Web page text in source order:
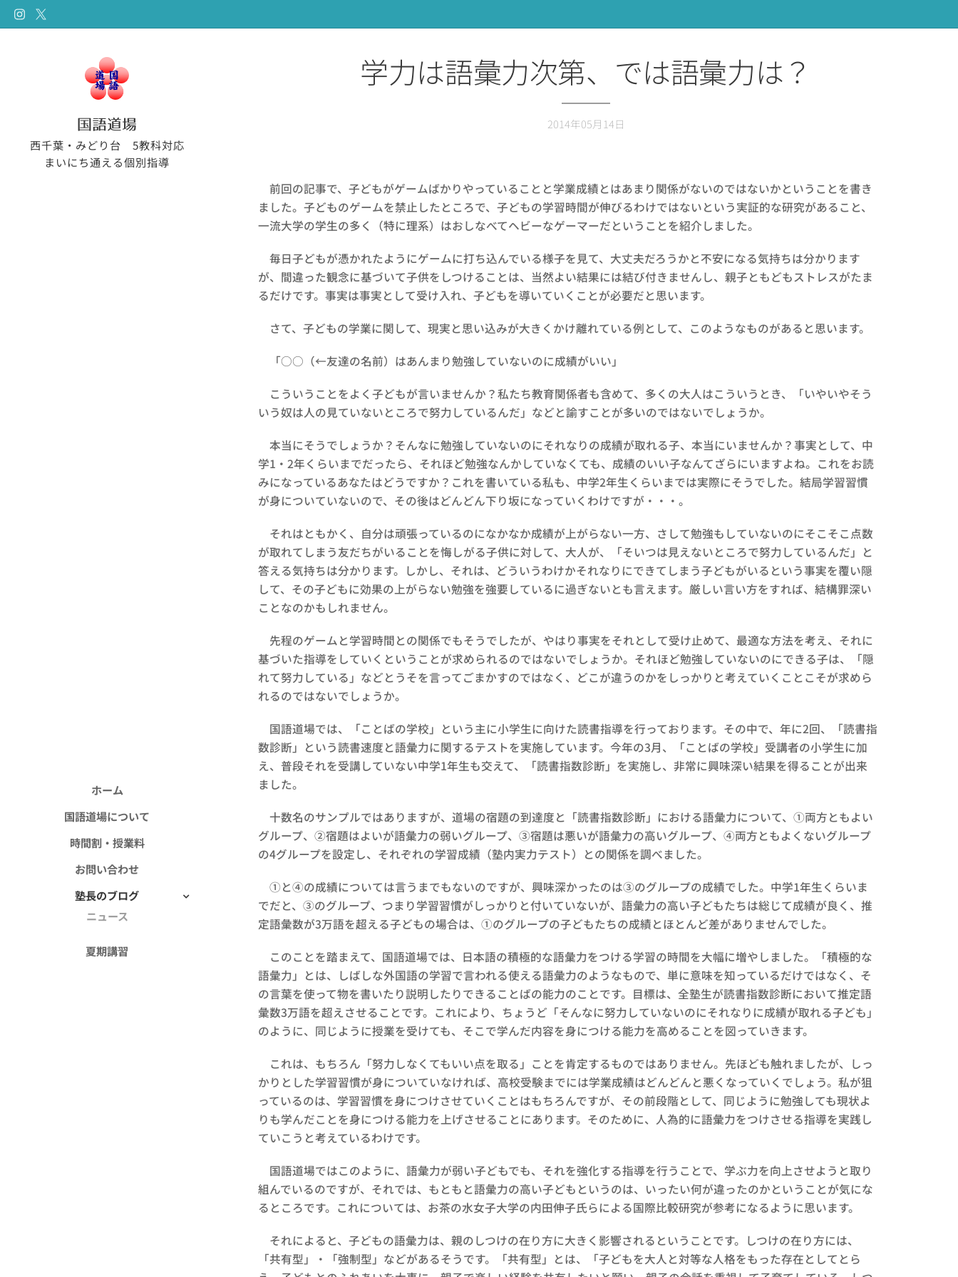
国語道場
西千葉・みどり台 5教科対応
まいにち通える個別指導
ホーム
国語道場について
時間割・授業料
お問い合わせ
塾長のブログ
ニュース
夏期講習
学力は語彙力次第、では語彙力は？
2014年05月14日
前回の記事で、子どもがゲームばかりやっていることと学業成績とはあまり関係がないのではないかということを書き
ました。子どものゲームを禁止したところで、子どもの学習時間が伸びるわけではないという実証的な研究があること、
一流大学の学生の多く（特に理系）はおしなべてヘビーなゲーマーだということを紹介しました。
毎日子どもが憑かれたようにゲームに打ち込んでいる様子を見て、大丈夫だろうかと不安になる気持ちは分かります
が、間違った観念に基づいて子供をしつけることは、当然よい結果には結び付きませんし、親子ともどもストレスがたま
るだけです。事実は事実として受け入れ、子どもを導いていくことが必要だと思います。
さて、子どもの学業に関して、現実と思い込みが大きくかけ離れている例として、このようなものがあると思います。
「○○（←友達の名前）はあんまり勉強していないのに成績がいい」
こういうことをよく子どもが言いませんか？私たち教育関係者も含めて、多くの大人はこういうとき、「いやいやそう
いう奴は人の見ていないところで努力しているんだ」などと諭すことが多いのではないでしょうか。
本当にそうでしょうか？そんなに勉強していないのにそれなりの成績が取れる子、本当にいませんか？事実として、中
学1・2年くらいまでだったら、それほど勉強なんかしていなくても、成績のいい子なんてざらにいますよね。これをお読
みになっているあなたはどうですか？これを書いている私も、中学2年生くらいまでは実際にそうでした。結局学習習慣
が身についていないので、その後はどんどん下り坂になっていくわけですが・・・。
それはともかく、自分は頑張っているのになかなか成績が上がらない一方、さして勉強もしていないのにそこそこ点数
が取れてしまう友だちがいることを悔しがる子供に対して、大人が、「そいつは見えないところで努力しているんだ」と
答える気持ちは分かります。しかし、それは、どういうわけかそれなりにできてしまう子どもがいるという事実を覆い隠
して、その子どもに効果の上がらない勉強を強要しているに過ぎないとも言えます。厳しい言い方をすれば、結構罪深い
ことなのかもしれません。
先程のゲームと学習時間との関係でもそうでしたが、やはり事実をそれとして受け止めて、最適な方法を考え、それに
基づいた指導をしていくということが求められるのではないでしょうか。それほど勉強していないのにできる子は、「隠
れて努力している」などとうそを言ってごまかすのではなく、どこが違うのかをしっかりと考えていくことこそが求めら
れるのではないでしょうか。
国語道場では、「ことばの学校」という主に小学生に向けた読書指導を行っております。その中で、年に2回、「読書指
数診断」という読書速度と語彙力に関するテストを実施しています。今年の3月、「ことばの学校」受講者の小学生に加
え、普段それを受講していない中学1年生も交えて、「読書指数診断」を実施し、非常に興味深い結果を得ることが出来
ました。
十数名のサンプルではありますが、道場の宿題の到達度と「読書指数診断」における語彙力について、①両方ともよい
グループ、②宿題はよいが語彙力の弱いグループ、③宿題は悪いが語彙力の高いグループ、④両方ともよくないグループ
の4グループを設定し、それぞれの学習成績（塾内実力テスト）との関係を調べました。
①と④の成績については言うまでもないのですが、興味深かったのは③のグループの成績でした。中学1年生くらいま
でだと、③のグループ、つまり学習習慣がしっかりと付いていないが、語彙力の高い子どもたちは総じて成績が良く、推
定語彙数が3万語を超える子どもの場合は、①のグループの子どもたちの成績とほとんど差がありませんでした。
このことを踏まえて、国語道場では、日本語の積極的な語彙力をつける学習の時間を大幅に増やしました。「積極的な
語彙力」とは、しばしな外国語の学習で言われる使える語彙力のようなもので、単に意味を知っているだけではなく、そ
の言葉を使って物を書いたり説明したりできることばの能力のことです。目標は、全塾生が読書指数診断において推定語
彙数3万語を超えさせることです。これにより、ちょうど「そんなに努力していないのにそれなりに成績が取れる子ども」
のように、同じように授業を受けても、そこで学んだ内容を身につける能力を高めることを図っていきます。
これは、もちろん「努力しなくてもいい点を取る」ことを肯定するものではありません。先ほども触れましたが、しっ
かりとした学習習慣が身についていなければ、高校受験までには学業成績はどんどんと悪くなっていくでしょう。私が狙
っているのは、学習習慣を身につけさせていくことはもちろんですが、その前段階として、同じように勉強しても現状よ
りも学んだことを身につける能力を上げさせることにあります。そのために、人為的に語彙力をつけさせる指導を実践し
ていこうと考えているわけです。
国語道場ではこのように、語彙力が弱い子どもでも、それを強化する指導を行うことで、学ぶ力を向上させようと取り
組んでいるのですが、それでは、もともと語彙力の高い子どもというのは、いったい何が違ったのかということが気にな
るところです。これについては、お茶の水女子大学の内田伸子氏らによる国際比較研究が参考になるように思います。
それによると、子どもの語彙力は、親のしつけの在り方に大きく影響されるということです。しつけの在り方には、
「共有型」・「強制型」などがあるそうです。「共有型」とは、「子どもを大人と対等な人格をもった存在としてとら